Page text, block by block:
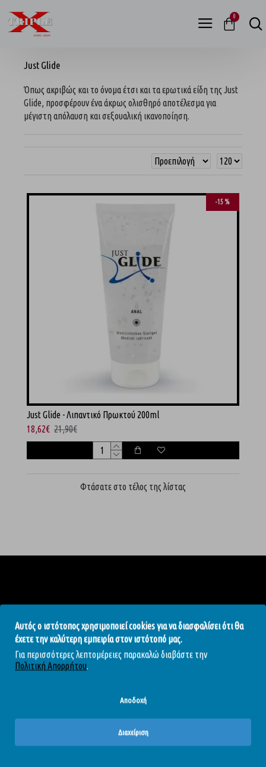
Αυτός ο ιστότοπος χρησιμοποιεί cookies για να διασφαλίσει ότι θα
έχετε την καλύτερη εμπειρία στον ιστότοπό μας.
Για περισσότερες λεπτομέρειες παρακαλώ διαβάστε την
Πολιτική Απορρήτου.
Αποδοχή
Διαχείριση
0
Just Glide
Όπως ακριβώς και το όνομα έτσι και τα ερωτικά είδη της Just
Glide, προσφέρουν ένα άκρως ολισθηρό αποτέλεσμα για
μέγιστη απόλαυση και σεξουαλική ικανοποίηση.
-15 %
Just Glide - Λιπαντικό Πρωκτού 200ml
18,62€ 21,90€
Φτάσατε στο τέλος της λίστας
Χρήσιμα
Εταιρία
Όροι Χρήσης
Πολιτική Απορρήτου